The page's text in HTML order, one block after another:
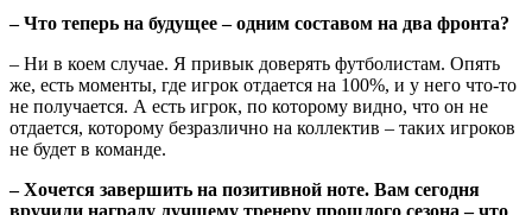
– Что теперь на будущее – одним составом на два фронта?
– Ни в коем случае. Я привык доверять футболистам. Опять
же, есть моменты, где игрок отдается на 100%, и у него что-то
не получается. А есть игрок, по которому видно, что он не
отдается, которому безразлично на коллектив – таких игроков
не будет в команде.
– Хочется завершить на позитивной ноте. Вам сегодня